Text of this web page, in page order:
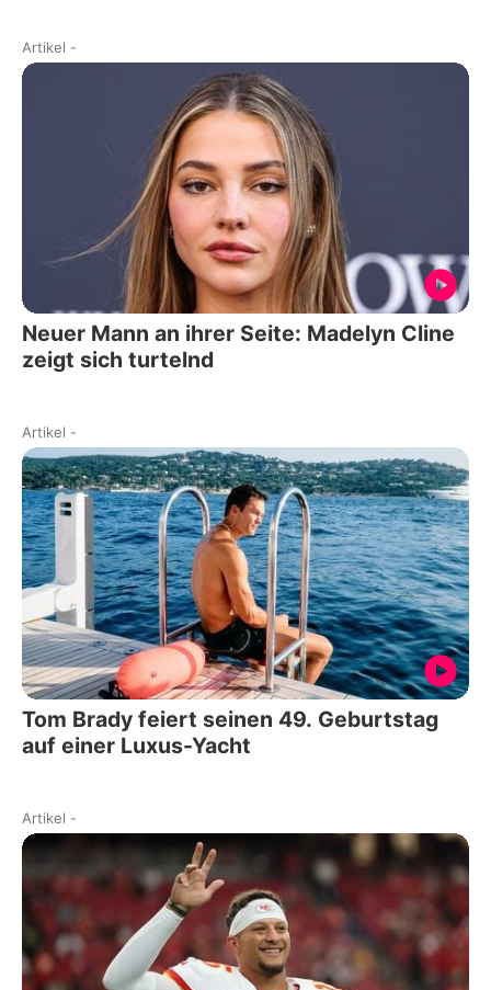
Artikel -
Neuer Mann an ihrer Seite: Madelyn Cline
zeigt sich turtelnd
Artikel -
Tom Brady feiert seinen 49. Geburtstag
auf einer Luxus-Yacht
Artikel -